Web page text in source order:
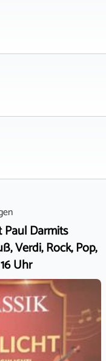
Darmits
Verdi, Rock, Pop,
Uhr